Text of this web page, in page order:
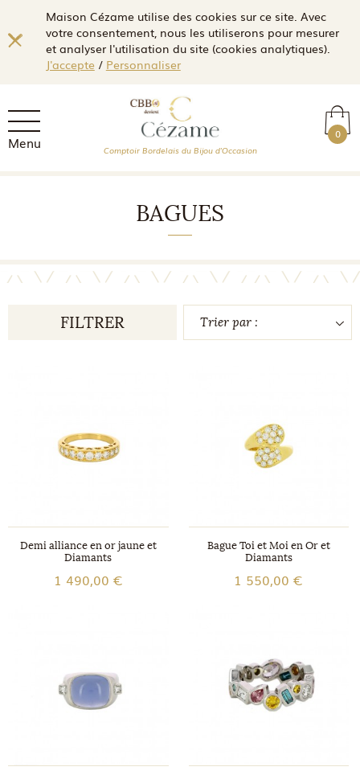
Maison Cézame utilise des cookies sur ce site. Avec
votre consentement, nous les utiliserons pour mesurer
et analyser l'utilisation du site (cookies analytiques).
J'accepte/ Personnaliser
Menu 0
Comptoir Bordelais du Bijou d'Occasion
BAGUES
FILTRER Trier par :
Demi alliance en or jaune et
Diamants
1 490,00 €
Bague Toi et Moi en Or et
Diamants
1 550,00 €